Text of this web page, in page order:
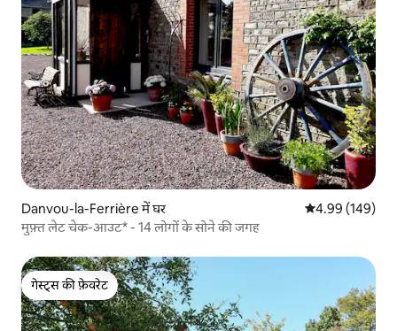
Danvou-la-Ferrière में घर औसत रेटिंग 5 में से
4.99 (149)
मुफ़्त लेट चेक-आउट* - 14 लोगों के सोने की जगह
गेस्ट्स की फ़ेवरेट
गेस्ट्स की फ़ेवरेट